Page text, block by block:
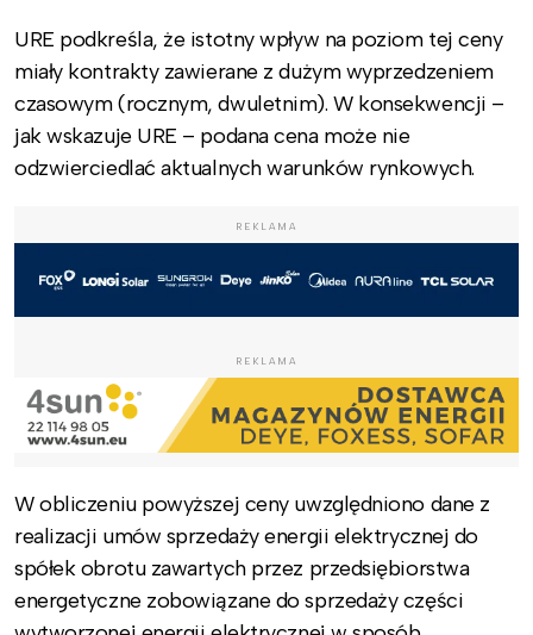
URE podkreśla, że istotny wpływ na poziom tej ceny
miały kontrakty zawierane z dużym wyprzedzeniem
czasowym (rocznym, dwuletnim). W konsekwencji –
jak wskazuje URE – podana cena może nie
odzwierciedlać aktualnych warunków rynkowych.
REKLAMA
REKLAMA
W obliczeniu powyższej ceny uwzględniono dane z
realizacji umów sprzedaży energii elektrycznej do
spółek obrotu zawartych przez przedsiębiorstwa
energetyczne zobowiązane do sprzedaży części